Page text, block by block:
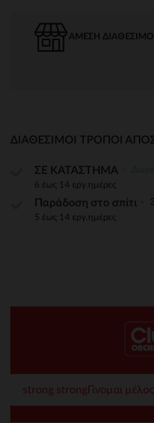
ΆΜΕΣΗ
ΔΙΑΘΈΣΙΜΟΙ ΤΡΌΠΟΙ
ΣΕ ΚΑΤΑΣΤΗΜΑ
6 έως 14 εργ.ημέρες
Παράδοση στο σπίτι
5 έως 14 εργ.ημέρες
strong strongΓίνομαι